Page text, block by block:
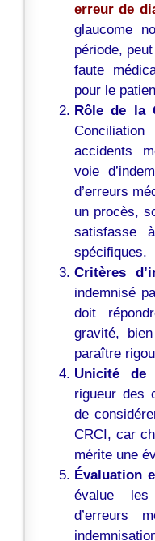
erreur de
glaucome
période,
faute
pour le
Rôle de la
accidents
voie
d’erreurs
un procès,
satisfasse
spécifiques.
Critères
indemnisé
doit
gravité,
paraître
Unicité de
rigueur des
de
CRCI, car
mérite une
Évaluation
évalue
d’erreurs